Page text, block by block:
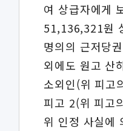
여 상급자에게
51,136,321원
명의의 근저당
외에도 원고 산
소외인(위 피고
피고 2(위 피고
위 인정 사실에